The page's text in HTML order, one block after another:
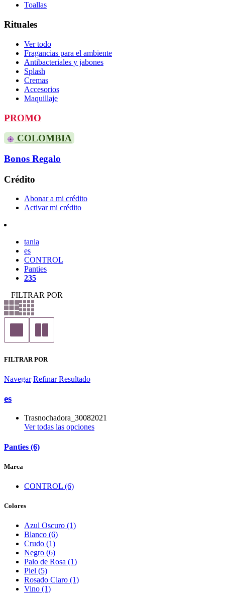
Toallas
Rituales
Ver todo
Fragancias para el ambiente
Antibacteriales y jabones
Splash
Cremas
Accesorios
Maquillaje
PROMO
COLOMBIA
Bonos Regalo
Crédito
Abonar a mi crédito
Activar mi crédito
tania
es
CONTROL
Panties
235
FILTRAR POR
FILTRAR POR
Navegar Refinar Resultado
es
Trasnochadora_30082021
Ver todas las opciones
Panties (6)
Marca
CONTROL (6)
Colores
Azul Oscuro (1)
Blanco (6)
Crudo (1)
Negro (6)
Palo de Rosa (1)
Piel (5)
Rosado Claro (1)
Vino (1)